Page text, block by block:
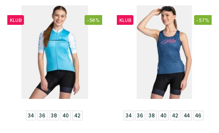
KLUB -56%
34 36 38 40 42
KLUB -57%
34 36 38 40 42 44 46